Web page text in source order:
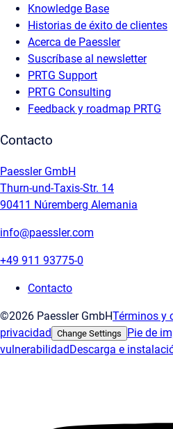
Knowledge Base
Historias de éxito de clientes
Acerca de Paessler
Suscríbase al newsletter
PRTG Support
PRTG Consulting
Feedback y roadmap PRTG
Contacto
Paessler GmbH
Thurn-und-Taxis-Str. 14
90411 Núremberg Alemania
info@paessler.com
+49 911 93775-0
Contacto
©2026 Paessler GmbHTérminos y
privacidad Change Settings Pie de
vulnerabilidadDescarga e